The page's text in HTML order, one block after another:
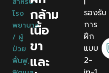
โรง
พยาบาล
/ ผู้
ป่วย
ฟื้นฟู,
กล้าม
เนื้อ
ขา
และ
รองรับ
การ
ฝึก
แบบ
2-